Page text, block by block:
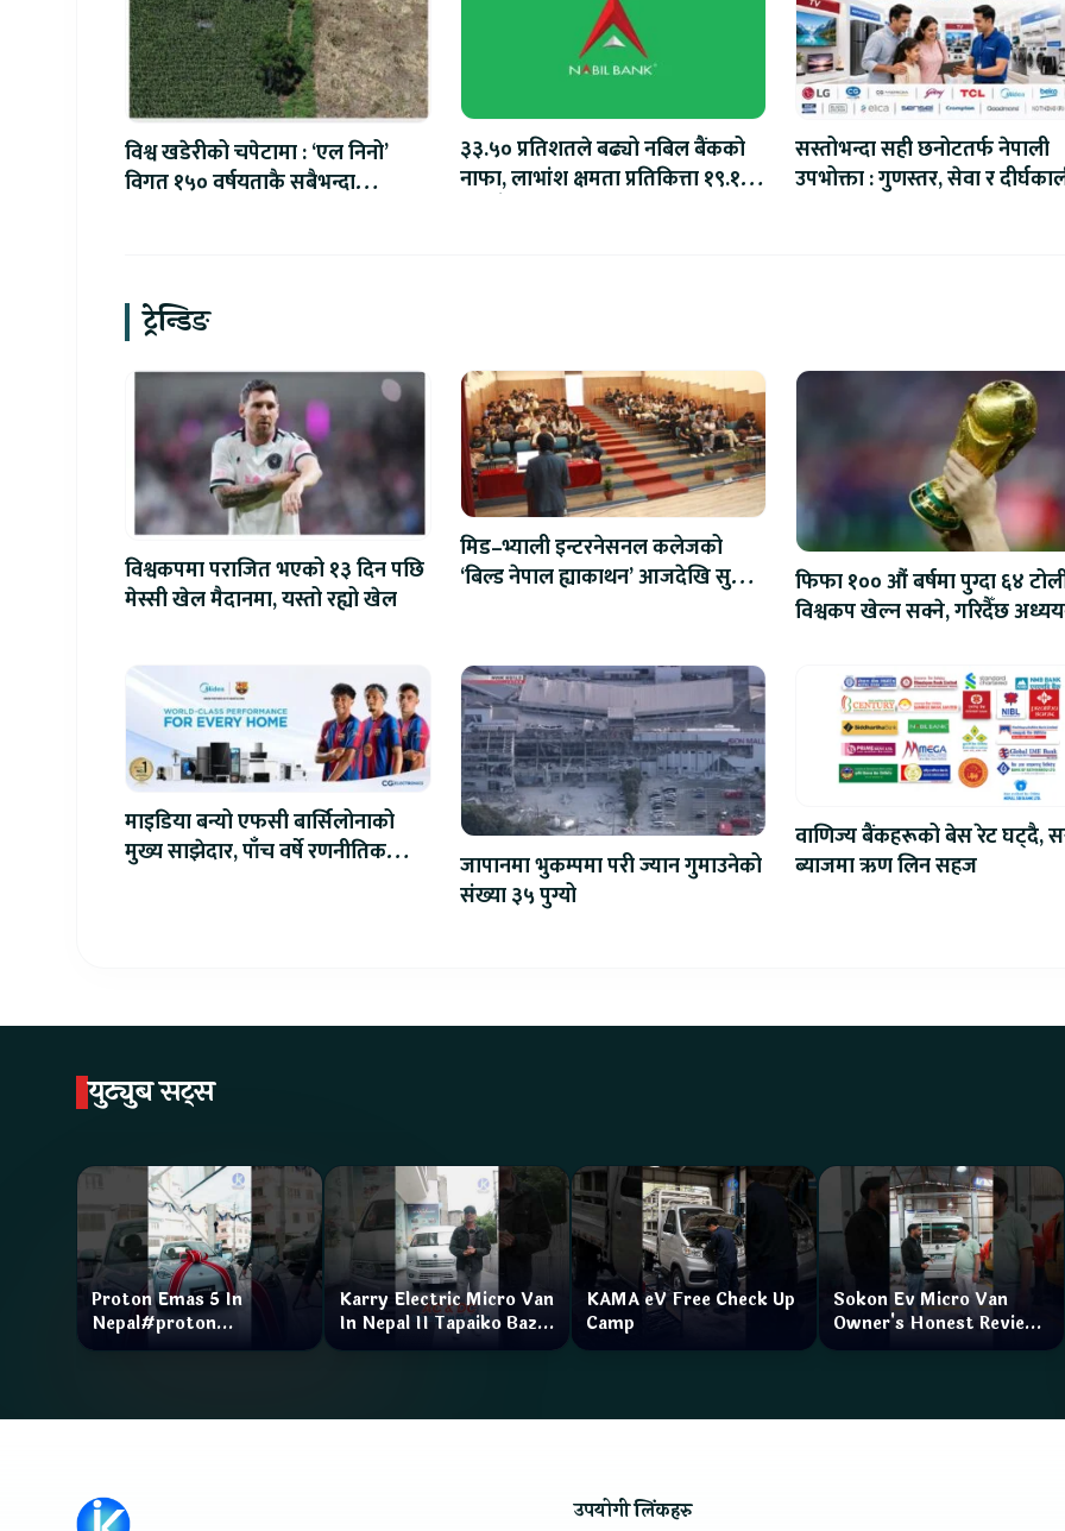
विश्व खडेरीको चपेटामा : ‘एल निनो’
विगत १५० वर्षयताकै सबैभन्दा
३३.५० प्रतिशतले बढ्यो नबिल बैंकको
नाफा, लाभांश क्षमता प्रतिकित्ता १९.१०
सस्तोभन्दा सही छनोटतर्फ नेपाली
उपभोक्ता : गुणस्तर, सेवा र
ट्रेन्डिङ
विश्वकपमा पराजित भएको १३ दिन पछि
मेस्सी खेल मैदानमा, यस्तो रह्यो खेल
मिड–भ्याली इन्टरनेसनल कलेजको
‘बिल्ड नेपाल ह्याकाथन’ आजदेखि सुरु,
फिफा १०० औं बर्षमा पुग्दा ६४
विश्वकप खेल्न सक्ने, गरिदैँछ
माइडिया बन्यो एफसी बार्सिलोनाको
मुख्य साझेदार, पाँच वर्षे रणनीतिक
जापानमा भुकम्पमा परी ज्यान गुमाउनेको
संख्या ३५ पुग्यो
वाणिज्य बैंकहरूको बेस रेट घट्दै,
ब्याजमा ऋण लिन सहज
युट्युब सट्स
Proton Emas 5 In
Nepal#proton
#protonemas5#protonnepal#evcarnepal
Karry Electric Micro Van
In Nepal II Tapaiko Bazar
II Jankari Kendra
KAMA eV Free Check Up
Camp
Sokon Ev Micro Van
Owner's Honest Review
How is the service?
उपयोगी लिंकहरु